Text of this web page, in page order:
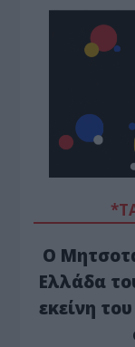
Ο
Ελλάδα
εκείνη